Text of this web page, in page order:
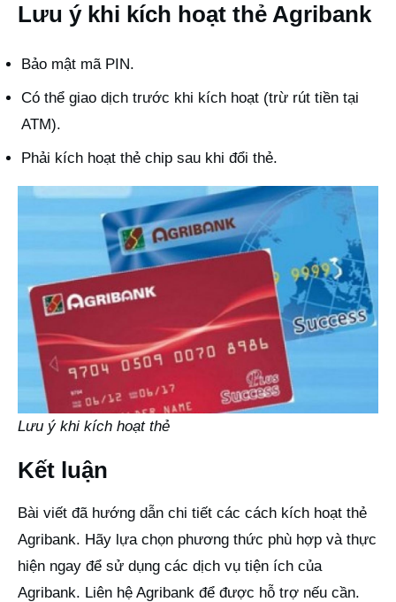
Lưu ý khi kích hoạt thẻ Agribank
Bảo mật mã PIN.
Có thể giao dịch trước khi kích hoạt (trừ rút tiền tại
ATM).
Phải kích hoạt thẻ chip sau khi đổi thẻ.
Lưu ý khi kích hoạt thẻ
Kết luận
Bài viết đã hướng dẫn chi tiết các cách kích hoạt thẻ
Agribank. Hãy lựa chọn phương thức phù hợp và thực
hiện ngay để sử dụng các dịch vụ tiện ích của
Agribank. Liên hệ Agribank để được hỗ trợ nếu cần.